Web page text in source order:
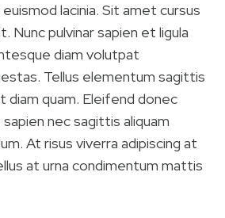
lacinia. Sit amet cursus
Nunc pulvinar sapien et ligula
diam volutpat
Tellus elementum sagittis
diam quam. Eleifend donec
nec sagittis aliquam
At risus viverra adipiscing at
at urna condimentum mattis